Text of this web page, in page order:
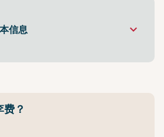
信息 keyboard_arrow_down
？